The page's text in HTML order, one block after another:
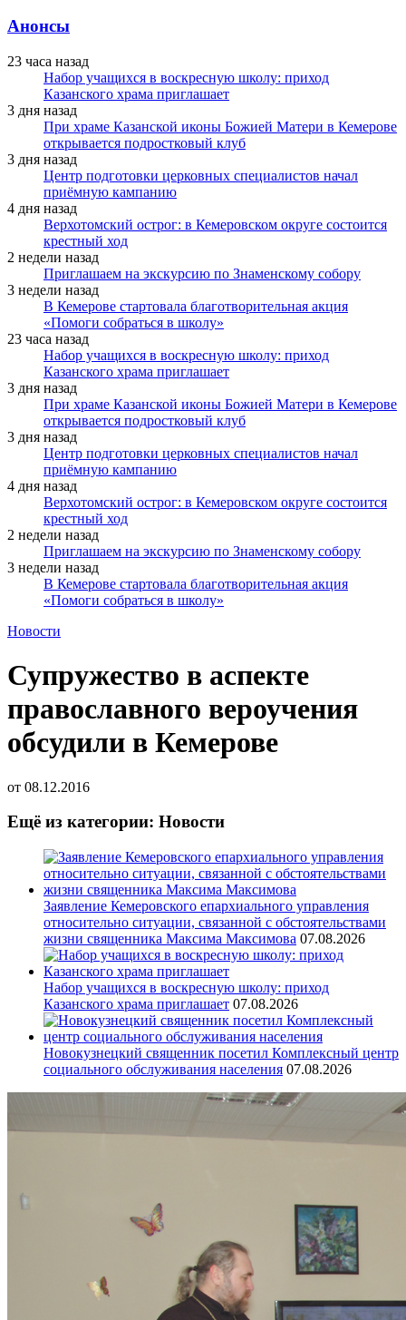
Анонсы
23 часа назад
Набор учащихся в воскресную школу: приход
Казанского храма приглашает
3 дня назад
При храме Казанской иконы Божией Матери в Кемерове
открывается подростковый клуб
3 дня назад
Центр подготовки церковных специалистов начал
приёмную кампанию
4 дня назад
Верхотомский острог: в Кемеровском округе состоится
крестный ход
2 недели назад
Приглашаем на экскурсию по Знаменскому собору
3 недели назад
В Кемерове стартовала благотворительная акция
«Помоги собраться в школу»
23 часа назад
Набор учащихся в воскресную школу: приход
Казанского храма приглашает
3 дня назад
При храме Казанской иконы Божией Матери в Кемерове
открывается подростковый клуб
3 дня назад
Центр подготовки церковных специалистов начал
приёмную кампанию
4 дня назад
Верхотомский острог: в Кемеровском округе состоится
крестный ход
2 недели назад
Приглашаем на экскурсию по Знаменскому собору
3 недели назад
В Кемерове стартовала благотворительная акция
«Помоги собраться в школу»
Новости
Супружество в аспекте
православного вероучения
обсудили в Кемерове
от 08.12.2016
Ещё из категории: Новости
Заявление Кемеровского епархиального управления
относительно ситуации, связанной с обстоятельствами
жизни священника Максима Максимова 07.08.2026
Набор учащихся в воскресную школу: приход
Казанского храма приглашает 07.08.2026
Новокузнецкий священник посетил Комплексный центр
социального обслуживания населения 07.08.2026